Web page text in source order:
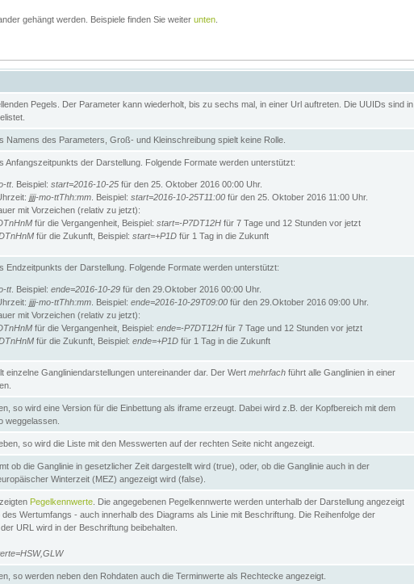
gehängt werden. Beispiele finden Sie weiter unten
Pegels. Der Parameter kann wiederholt, bis zu sechs mal, in einer Url auftreten. Die UUIDs sind in
Namens des Parameters, Groß- und Kleinschreibung spielt keine Rolle.
Anfangszeitpunkts der Darstellung. Folgende Formate werden unterstützt:
tt. Beispiel: start=2016-10-25 für den 25. Oktober 2016 00:00 Uhr.
jjjj-mo-ttThh:mm . Beispiel: start=2016-10-25T11:00 für den 25. Oktober 2016 11:00 Uhr.
mit Vorzeichen (relativ zu jetzt):
für die Vergangenheit, Beispiel: start=-P7DT12H für 7 Tage und 12 Stunden vor jetzt
für die Zukunft, Beispiel: start=+P1D für 1 Tag in die Zukunft
Endzeitpunkts der Darstellung. Folgende Formate werden unterstützt:
tt. Beispiel: ende=2016-10-29 für den 29.Oktober 2016 00:00 Uhr.
jjjj-mo-ttThh:mm . Beispiel: ende=2016-10-29T09:00 für den 29.Oktober 2016 09:00 Uhr.
mit Vorzeichen (relativ zu jetzt):
für die Vergangenheit, Beispiel: ende=-P7DT12H für 7 Tage und 12 Stunden vor jetzt
für die Zukunft, Beispiel: ende=+P1D für 1 Tag in die Zukunft
einzelne Gangliniendarstellungen untereinander dar. Der Wert mehrfach führt alle Ganglinien in einer
so wird eine Version für die Einbettung als iframe erzeugt. Dabei wird z.B. der Kopfbereich mit dem
weggelassen.
so wird die Liste mit den Messwerten auf der rechten Seite nicht angezeigt.
ob die Ganglinie in gesetzlicher Zeit dargestellt wird (true), oder, ob die Ganglinie auch in der
Winterzeit (MEZ) angezeigt wird (false).
Pegelkennwerte . Die angegebenen Pegelkennwerte werden unterhalb der Darstellung angezeigt
Wertumfangs - auch innerhalb des Diagrams als Linie mit Beschriftung. Die Reihenfolge der
URL wird in der Beschriftung beibehalten.
so werden neben den Rohdaten auch die Terminwerte als Rechtecke angezeigt.